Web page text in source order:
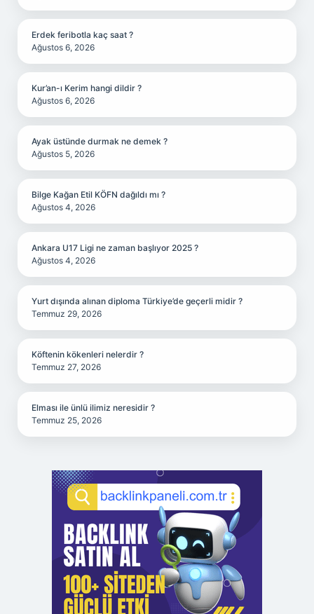
Erdek feribotla kaç saat ?
Ağustos 6, 2026
Kur’an-ı Kerim hangi dildir ?
Ağustos 6, 2026
Ayak üstünde durmak ne demek ?
Ağustos 5, 2026
Bilge Kağan Etil KÖFN dağıldı mı ?
Ağustos 4, 2026
Ankara U17 Ligi ne zaman başlıyor 2025 ?
Ağustos 4, 2026
Yurt dışında alınan diploma Türkiye’de geçerli midir ?
Temmuz 29, 2026
Köftenin kökenleri nelerdir ?
Temmuz 27, 2026
Elması ile ünlü ilimiz neresidir ?
Temmuz 25, 2026